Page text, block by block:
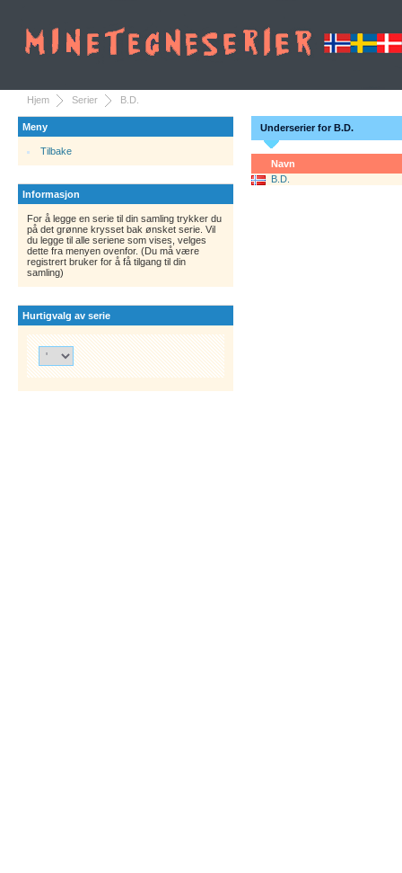
Hjem Serier B.D.
Meny
Tilbake
Informasjon
For å legge en serie til din samling trykker du
på det grønne krysset bak ønsket serie. Vil
du legge til alle seriene som vises, velges
dette fra menyen ovenfor. (Du må være
registrert bruker for å få tilgang til din
samling)
Hurtigvalg av serie
Underserier for B.D.
Navn
B.D.